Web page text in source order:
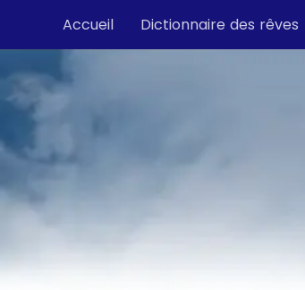
Accueil Dictionnaire des rêves